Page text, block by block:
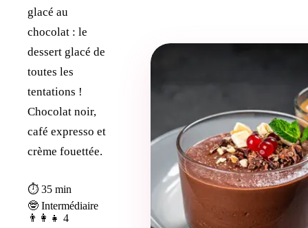
glacé au
chocolat : le
dessert glacé de
toutes les
tentations !
Chocolat noir,
café expresso et
crème fouettée.
⏱ 35 min
🤓 Intermédiaire
👨‍👩‍👧 4